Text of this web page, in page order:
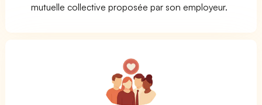
mutuelle collective proposée par son employeur.